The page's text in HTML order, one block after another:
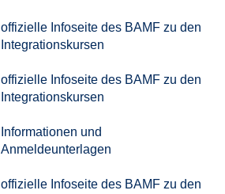
offizielle Infoseite des BAMF zu den
Integrationskursen
offizielle Infoseite des BAMF zu den
Integrationskursen
Informationen und
Anmeldeunterlagen
offizielle Infoseite des BAMF zu den